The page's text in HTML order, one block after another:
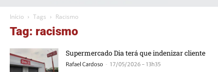
Início Tags Racismo
Tag: racismo
Supermercado Dia terá que indenizar cliente
Rafael Cardoso - 17/05/2026 - 13h35